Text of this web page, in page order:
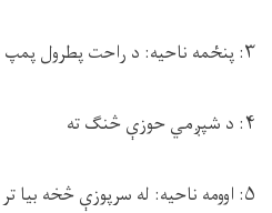
۳: پنځمه ناحیه: د راحت پطرول پمپ څنګ ته
۴: د شپږمي حوزې څنګ ته
۵: اوومه ناحیه: له سرپوزې څخه بیا تر پنجاب ویالې پوري